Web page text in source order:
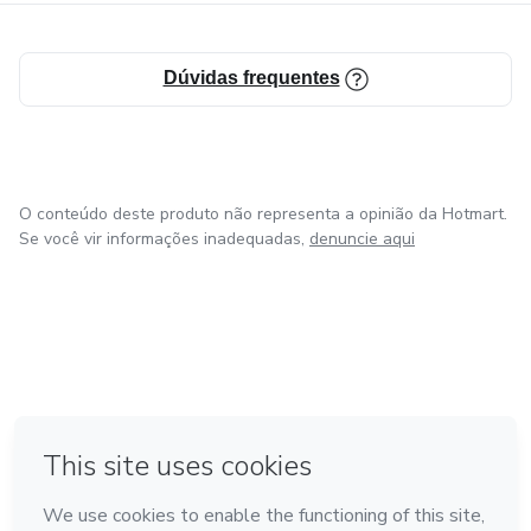
Forex muito mais acessível até mesmo para iniciantes.
Tudo explicado de forma simples, direta e prática, para que
qualquer pessoa consiga entender e aplicar.
Dúvidas frequentes
O conteúdo deste produto não representa a opinião da Hotmart.
Se você vir informações inadequadas, denuncie aqui
Feito com ❤ na Cidade do México